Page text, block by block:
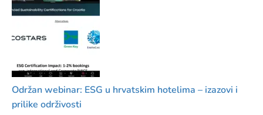
Održan webinar: ESG u hrvatskim hotelima – izazovi i
prilike održivosti